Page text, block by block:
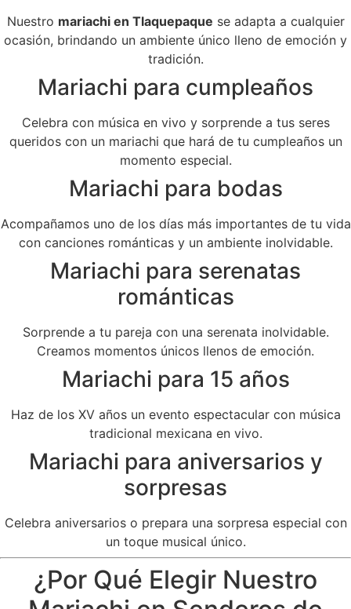
Nuestro mariachi en Tlaquepaque se adapta a cualquier
ocasión, brindando un ambiente único lleno de emoción y
tradición.
Mariachi para cumpleaños
Celebra con música en vivo y sorprende a tus seres
queridos con un mariachi que hará de tu cumpleaños un
momento especial.
Mariachi para bodas
Acompañamos uno de los días más importantes de tu vida
con canciones románticas y un ambiente inolvidable.
Mariachi para serenatas
románticas
Sorprende a tu pareja con una serenata inolvidable.
Creamos momentos únicos llenos de emoción.
Mariachi para 15 años
Haz de los XV años un evento espectacular con música
tradicional mexicana en vivo.
Mariachi para aniversarios y
sorpresas
Celebra aniversarios o prepara una sorpresa especial con
un toque musical único.
¿Por Qué Elegir Nuestro